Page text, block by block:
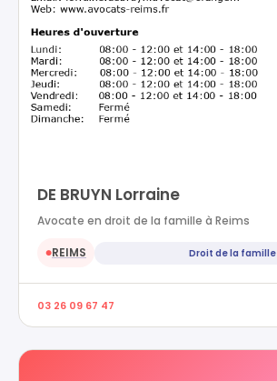
DE BRUYN Lorraine
Avocate en droit de la famille à Reims
●REIMS Droit de la famille
03 26 09 67 47